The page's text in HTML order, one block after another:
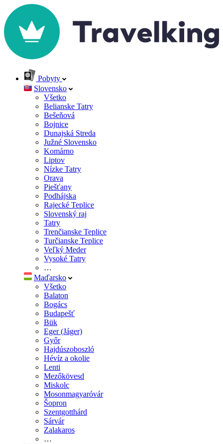
Pobyty
Slovensko
Všetko
Belianske Tatry
Bešeňová
Bojnice
Dunajská Streda
Južné Slovensko
Komárno
Liptov
Nízke Tatry
Orava
Piešťany
Podhájska
Rajecké Teplice
Slovenský raj
Tatry
Trenčianske Teplice
Turčianske Teplice
Veľký Meder
Vysoké Tatry
…
Maďarsko
Všetko
Balaton
Bogács
Budapešť
Bük
Eger (Jáger)
Győr
Hajdúszoboszló
Hévíz a okolie
Lenti
Mezőkövesd
Miskolc
Mosonmagyaróvár
Šopron
Szentgotthárd
Sárvár
Zalakaros
…